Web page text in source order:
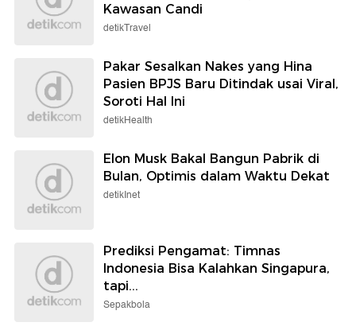
Kawasan Candi
detikTravel
Pakar Sesalkan Nakes yang Hina
Pasien BPJS Baru Ditindak usai Viral,
Soroti Hal Ini
detikHealth
Elon Musk Bakal Bangun Pabrik di
Bulan, Optimis dalam Waktu Dekat
detikInet
Prediksi Pengamat: Timnas
Indonesia Bisa Kalahkan Singapura,
tapi...
Sepakbola